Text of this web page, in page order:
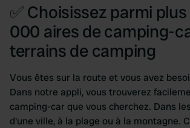
✅ Choisissez parmi
000 aires de camping-
terrains de camping
Vous êtes sur la route et vous avez
Dans notre appli, vous trouverez
camping-car que vous cherchez. Dans
d'une ville, à la plage ou à la montagne.